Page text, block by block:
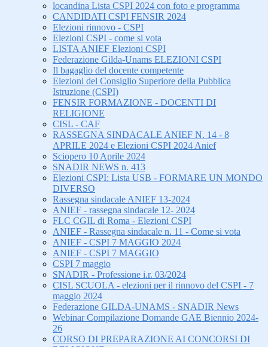
locandina Lista CSPI 2024 con foto e programma
CANDIDATI CSPI FENSIR 2024
Elezioni rinnovo - CSPI
Elezioni CSPI - come si vota
LISTA ANIEF Elezioni CSPI
Federazione Gilda-Unams ELEZIONI CSPI
Il bagaglio del docente competente
Elezioni del Consiglio Superiore della Pubblica
Istruzione (CSPI)
FENSIR FORMAZIONE - DOCENTI DI
RELIGIONE
CISL - CAF
RASSEGNA SINDACALE ANIEF N. 14 - 8
APRILE 2024 e Elezioni CSPI 2024 Anief
Sciopero 10 Aprile 2024
SNADIR NEWS n. 413
Elezioni CSPI: Lista USB - FORMARE UN MONDO
DIVERSO
Rassegna sindacale ANIEF 13-2024
ANIEF - rassegna sindacale 12- 2024
FLC CGIL di Roma - Elezioni CSPI
ANIEF - Rassegna sindacale n. 11 - Come si vota
ANIEF - CSPI 7 MAGGIO 2024
ANIEF - CSPI 7 MAGGIO
CSPI 7 maggio
SNADIR - Professione i.r. 03/2024
CISL SCUOLA - elezioni per il rinnovo del CSPI - 7
maggio 2024
Federazione GILDA-UNAMS - SNADIR News
Webinar Compilazione Domande GAE Biennio 2024-
26
CORSO DI PREPARAZIONE AI CONCORSI DI